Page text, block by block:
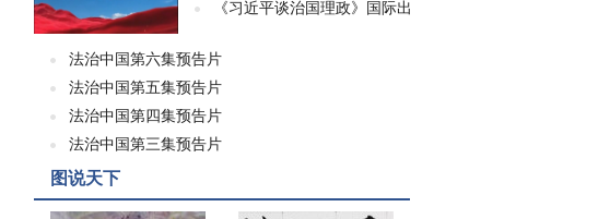
《习近平谈治国理政》国际出版成果展示会在...
法治中国第六集预告片
法治中国第五集预告片
法治中国第四集预告片
法治中国第三集预告片
图说天下